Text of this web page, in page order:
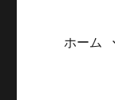
ホーム